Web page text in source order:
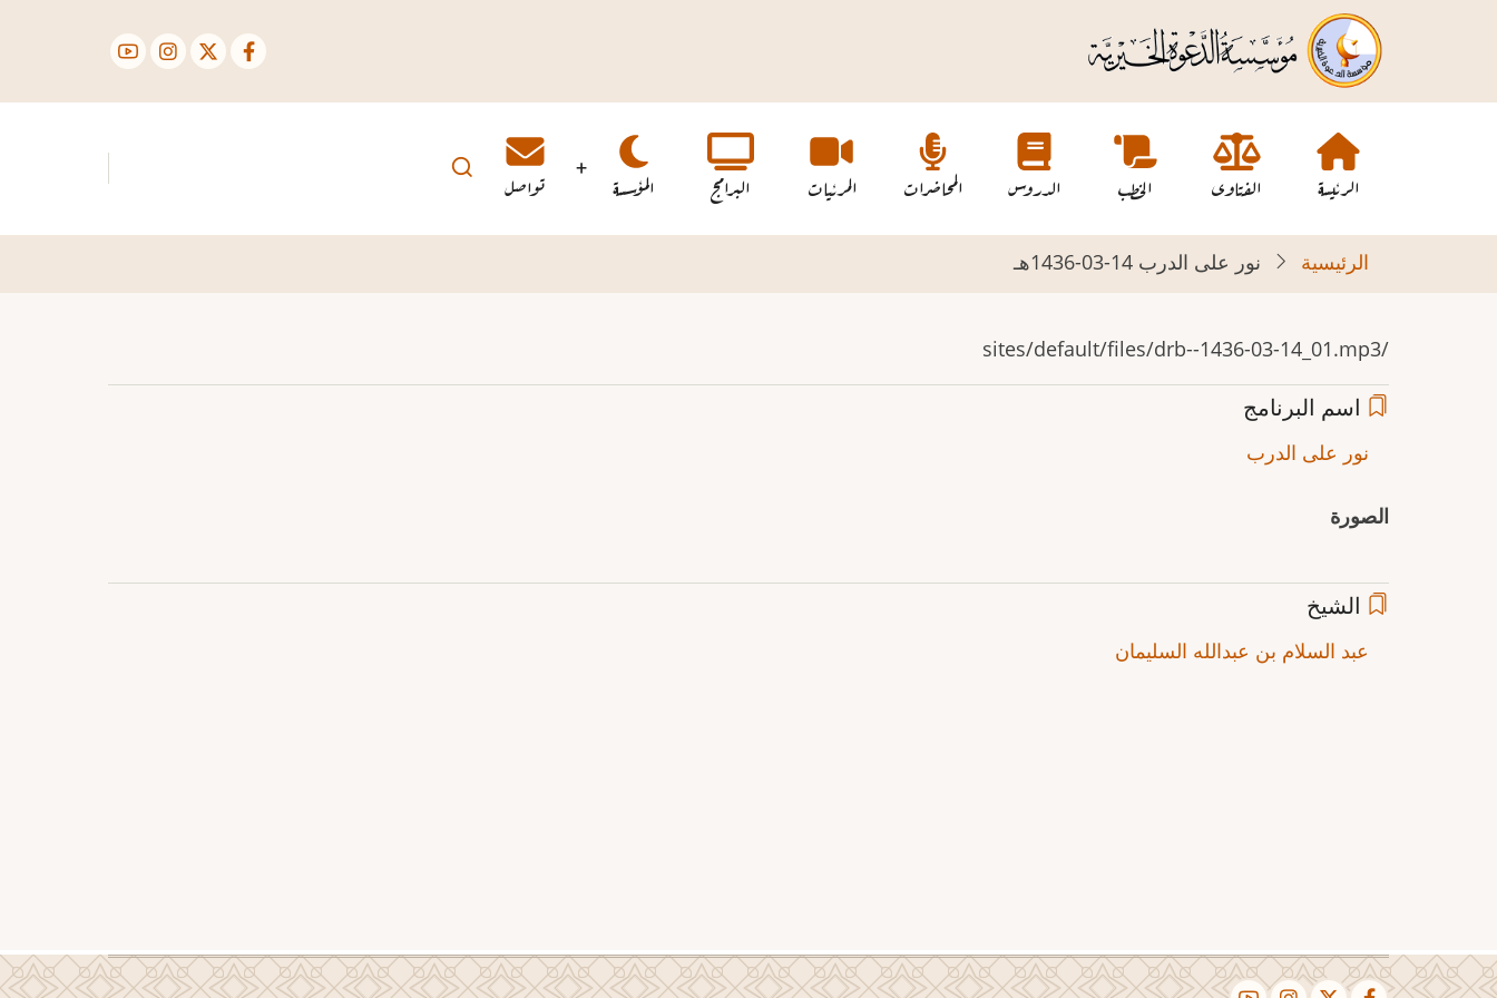
الرئيسي
Main
navigation
الرئيسة الفتاوى الخطب الدروس المحاضرات المرئيات البرامج المؤسسة تواصل
الرئيسية نور على الدرب 14-03-1436هـ
/sites/default/files/drb--1436-03-14_01.mp3
اسم البرنامج
نور على الدرب
الصورة
الشيخ
عبد السلام بن عبدالله السليمان